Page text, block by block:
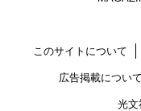
このサイトについて
広告掲載について
光文